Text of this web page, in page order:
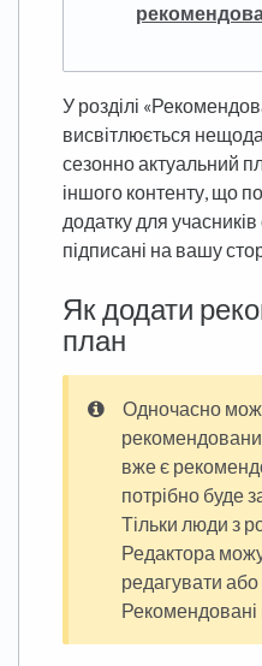
У розділі
висвітлюється
сезонно актуальний
іншого контенту, що
додатку для учасників
підписані на вашу
Як додати
план
Одночасно
вже є
потрібно буде
Тільки люди з
Редактора
редагувати
Рекомендовані